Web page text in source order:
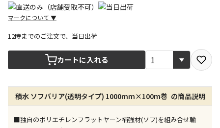
マークについて ▼
宅配や店舗受取を選択できる商品です
店舗のみで受取できる商品です（宅配便でのお届けが
できません）
※同時購入の商品は、全て同じ店舗での受取となりま
す
12時までのご注文で、当日出荷
カートに入れる
積水 ソフバリア(透明タイプ) 1000mm×100m巻 の商品説明
■独自のポリエチレンフラットヤーン補強材(ソフ)を組み合せ輸